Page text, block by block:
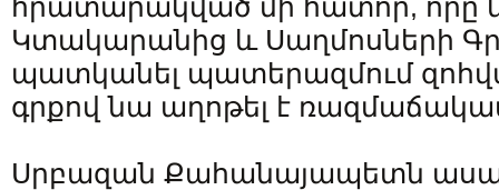
հրատարակված մի հատոր, որը
Կտակարանից և Սաղմոսների
պատկանել պատերազմում
գրքով նա աղոթել է
Սրբազան Քահանայապետն